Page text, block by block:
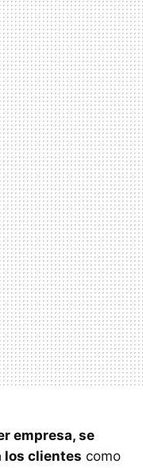
empresa, se
los clientes como